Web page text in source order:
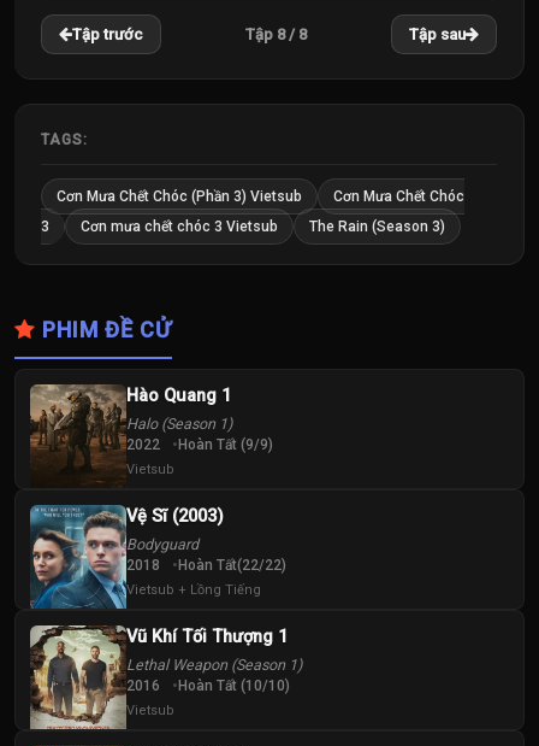
Tập trước Tập 8 / 8 Tập sau
TAGS:
Cơn Mưa Chết Chóc (Phần 3) Vietsub
Cơn Mưa Chết Chóc
3
Cơn mưa chết chóc 3 Vietsub The Rain (Season 3)
PHIM ĐỀ CỬ
Hào Quang 1
Halo (Season 1)
2022 Hoàn Tất (9/9)
Vietsub
Vệ Sĩ (2003)
Bodyguard
2018 Hoàn Tất(22/22)
Vietsub + Lồng Tiếng
Vũ Khí Tối Thượng 1
Lethal Weapon (Season 1)
2016 Hoàn Tất (10/10)
Vietsub